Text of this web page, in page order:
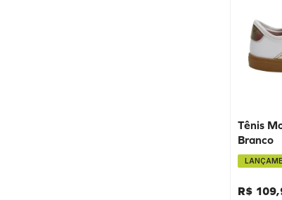
Tênis
Branco
R$ 109,